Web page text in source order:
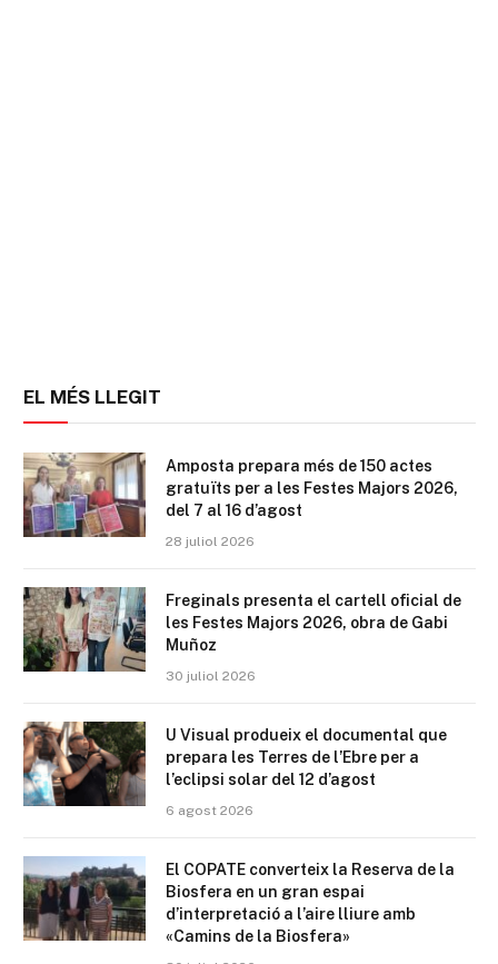
EL MÉS LLEGIT
Amposta prepara més de 150 actes
gratuïts per a les Festes Majors 2026,
del 7 al 16 d’agost
28 juliol 2026
Freginals presenta el cartell oficial de
les Festes Majors 2026, obra de Gabi
Muñoz
30 juliol 2026
U Visual produeix el documental que
prepara les Terres de l’Ebre per a
l’eclipsi solar del 12 d’agost
6 agost 2026
El COPATE converteix la Reserva de la
Biosfera en un gran espai
d’interpretació a l’aire lliure amb
«Camins de la Biosfera»